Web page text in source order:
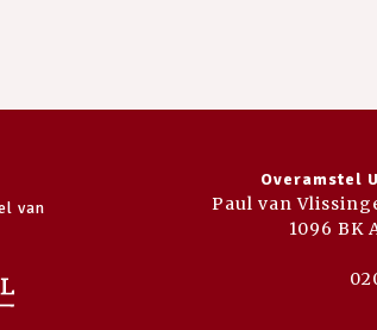
van
Overamstel
Paul van
1096 BK